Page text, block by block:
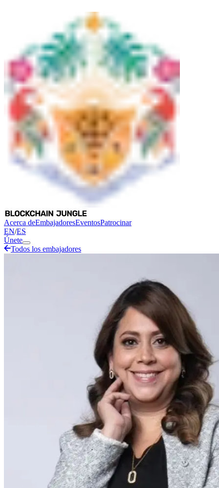
Acerca deEmbajadoresEventosPatrocinar
EN/ES
Únete
Todos los embajadores